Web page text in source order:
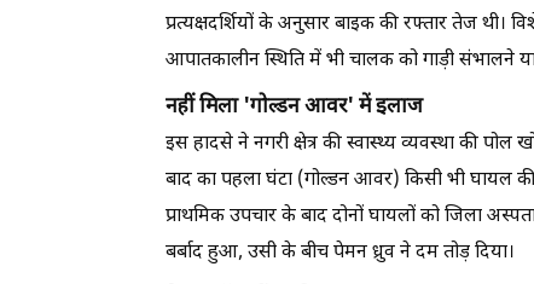
प्रत्यक्षदर्शियों के अनुसार बाइक की रफ्तार तेज थी।
आपातकालीन स्थिति में भी चालक को गाड़ी संभालने
नहीं मिला 'गोल्डन आवर' में इलाज
इस हादसे ने नगरी क्षेत्र की स्वास्थ्य व्यवस्था की
बाद का पहला घंटा (गोल्डन आवर) किसी भी घायल
प्राथमिक उपचार के बाद दोनों घायलों को जिला
बर्बाद हुआ, उसी के बीच पेमन ध्रुव ने दम तोड़ दिया।